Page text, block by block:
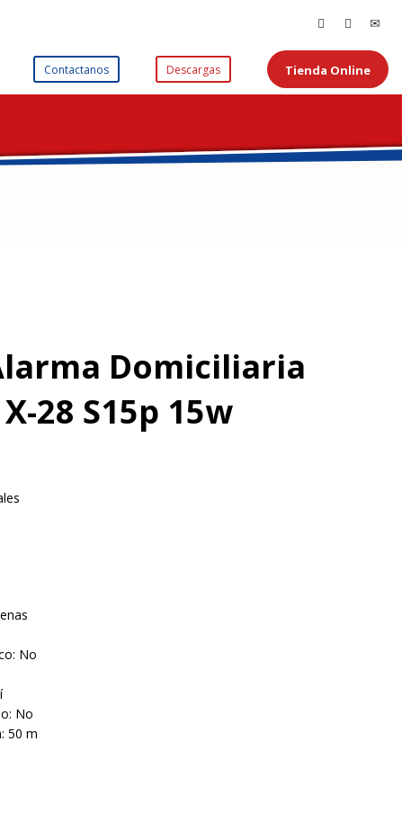
Contactanos Descargas Tienda Online
Domiciliaria
28 S15p 15w
No
No
50 m